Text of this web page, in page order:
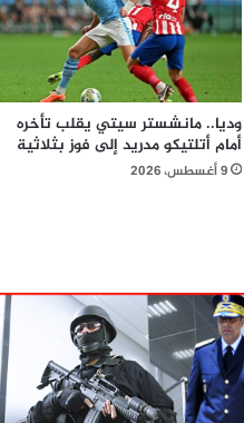
وديا.. مانشستر سيتي يقلب تأخره
أمام أتلتيكو مدريد إلى فوز بثلاثية
9 أغسطس، 2026